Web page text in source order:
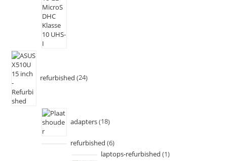
refurbished 24
adapters 18
refurbished 6
laptops-refurbished 1